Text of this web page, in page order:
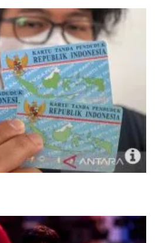
cara betulkan nama yang